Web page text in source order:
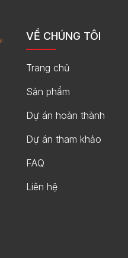
VỀ CHÚNG TÔI
Trang chủ
Sản phẩm
Dự án hoàn thành
Dự án tham khảo
FAQ
Liên hệ